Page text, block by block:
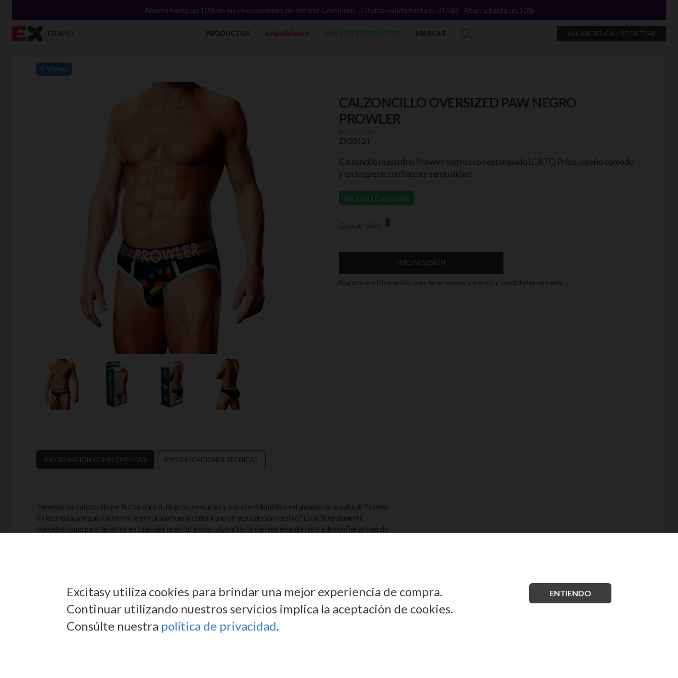
`
Ahorra hasta un 10% en las Promociones de Verano Crushious. ¡Oferta válida hasta el 31/08! Ahorra hasta un 10%
ESPAÑOL PRODUCTOS NUEVOS PRODUCTOS MARCAS INICIAR SESIÓN / REGISTRAR
Volver
CALZONCILLO OVERSIZED PAW NEGRO
PROWLER
EX35424
Calzoncillo masculino Prowler negros con estampado LGBTQ Pride, diseño cómodo
y un toque de confianza y sensualidad.
Ver más información
Guía de tallas
INICIAR SESIÓN
Registrese o inicie sesión para tener acceso a precios y condiciones de venta
INFORMACIÓN COMPLEMENTAR ESPECIFICACIONES TECNICAS
Tenemos los calzoncillo perfectos para ti. Negros, sensuales y con el emblemático estampado de la pata de Prowler
en la cintura, porque a quién no le gusta una buena cintura que ofrece sujeción y estilo? Lo suficientemente
cómodos como para llevarlos en cualquier ocasión, estos calzoncillo te dan ese empujón extra de confianza cuando
Excitasy utiliza cookies para brindar una mejor experiencia de compra.
Continuar utilizando nuestros servicios implica la aceptación de cookies.
Consúlte nuestra política de privacidad.
ENTIENDO